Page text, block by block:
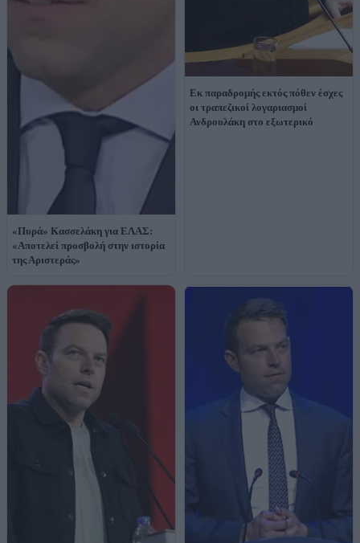
«Πυρά» Κασσελάκη για ΕΛΑΣ:
«Αποτελεί προσβολή στην ιστορία
της Αριστεράς»
Εκ παραδρομής εκτός πόθεν έσχες
οι τραπεζικοί λογαριασμοί
Ανδρουλάκη στο εξωτερικό